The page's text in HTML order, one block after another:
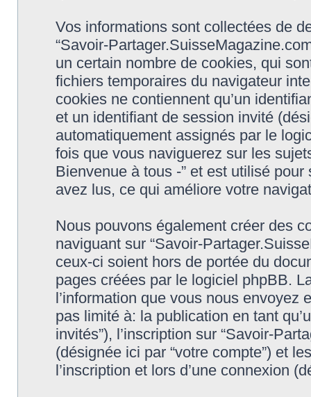
Vos informations sont collectées de
“Savoir-
un certain nombre de cookies, qui
fichiers temporaires du navigateur
cookies ne contiennent qu’un
et un identifiant de session invité
automatiquement assignés par le
fois que vous naviguerez sur les
Bienvenue à tous -” et est utilisé
avez lus, ce qui améliore votre
Nous pouvons également créer des
naviguant sur “Savoir-
ceux-ci soient hors de portée du
pages créées par le logiciel phpBB.
l’information que vous nous envoyez
pas limité à: la publication en tant
invités”), l’inscription sur “Savoir-
(désignée ici par “votre compte”) et
l’inscription et lors d’une connexion